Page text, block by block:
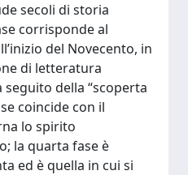
secoli di storia
corrisponde al
del Novecento, in
di letteratura
seguito della “scoperta
coincide con il
lo spirito
la quarta fase è
ed è quella in cui si